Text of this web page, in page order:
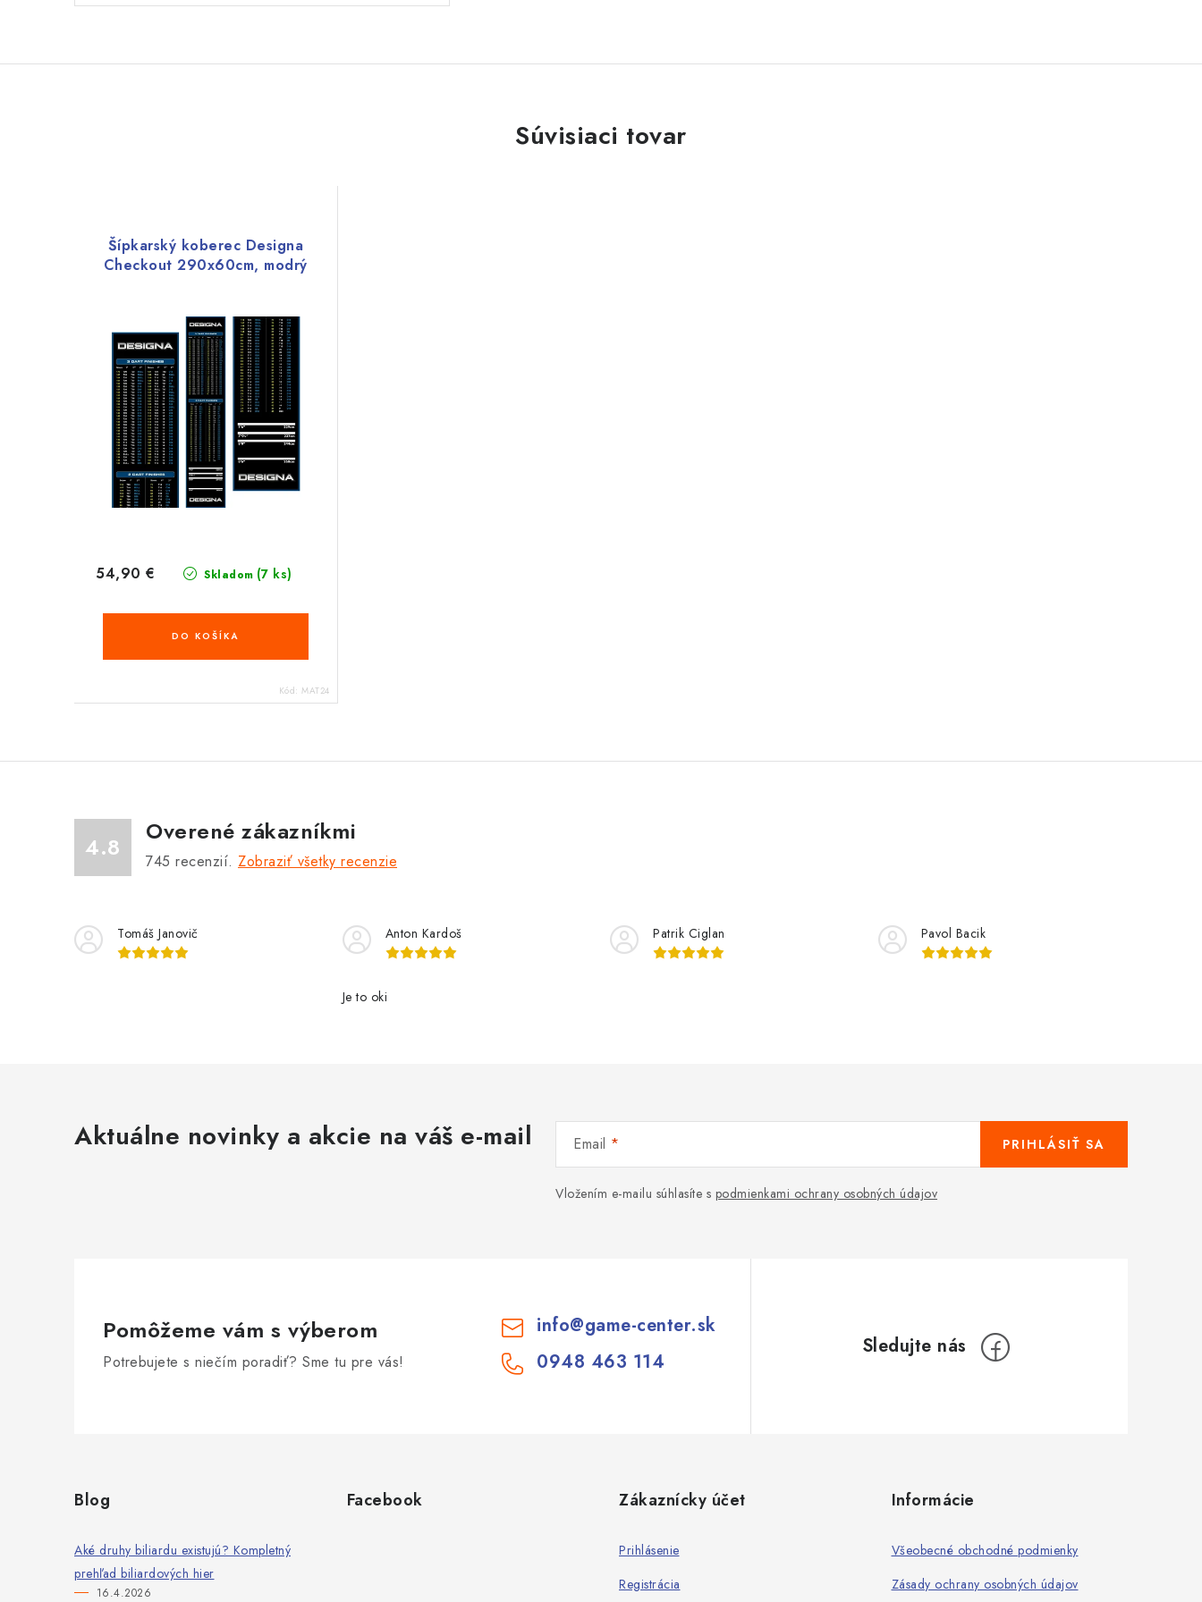
Súvisiaci tovar
Šípkarský koberec Designa
Checkout 290x60cm, modrý
Skladom (7 ks)
54,90 €
DO KOŠÍKA
Kód: MAT24
4.8
Overené zákazníkmi
745 recenzií. Zobraziť všetky recenzie
Tomáš Janovič Anton Kardoš
Je to oki
Patrik Ciglan Pavol Bacik
Aktuálne novinky a akcie na váš e-mail Email
Vložením e-mailu súhlasíte s podmienkami ochrany osobných údajov
PRIHLÁSIŤ SA
Pomôžeme vám s výberom
Potrebujete s niečím poradiť? Sme tu pre vás!
info@game-center.sk
0948 463 114
Blog
Aké druhy biliardu existujú? Kompletný
prehľad biliardových hier
16.4.2026
Facebook Zákaznícky účet
Prihlásenie
Registrácia
Informácie
Všeobecné obchodné podmienky
Zásady ochrany osobných údajov